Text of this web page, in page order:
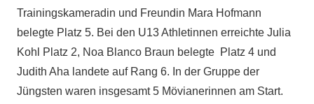
Trainingskameradin und Freundin Mara Hofmann
belegte Platz 5. Bei den U13 Athletinnen erreichte Julia
Kohl Platz 2, Noa Blanco Braun belegte Platz 4 und
Judith Aha landete auf Rang 6. In der Gruppe der
Jüngsten waren insgesamt 5 Mövianerinnen am Start.